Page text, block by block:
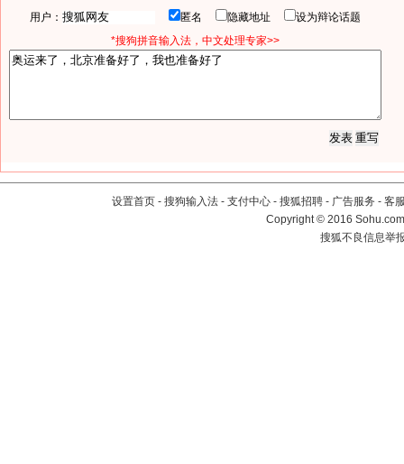
用户： 匿名 隐藏地址
设为辩论话题
*搜狗拼音输入法，中文处理专家>>
设置首页 - 搜狗输入法 - 支付中心 - 搜狐招聘 - 广告服务 - 客
Copyright©2016
搜狐不良信息举